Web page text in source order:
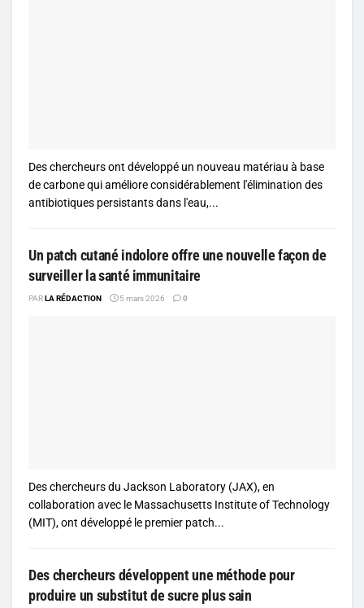
Des chercheurs ont développé un nouveau matériau à base
de carbone qui améliore considérablement l'élimination des
antibiotiques persistants dans l'eau,...
Un patch cutané indolore offre une nouvelle façon de
surveiller la santé immunitaire
PARLA RÉDACTION 5 mars 2026 0
Des chercheurs du Jackson Laboratory (JAX), en
collaboration avec le Massachusetts Institute of Technology
(MIT), ont développé le premier patch...
Des chercheurs développent une méthode pour
produire un substitut de sucre plus sain